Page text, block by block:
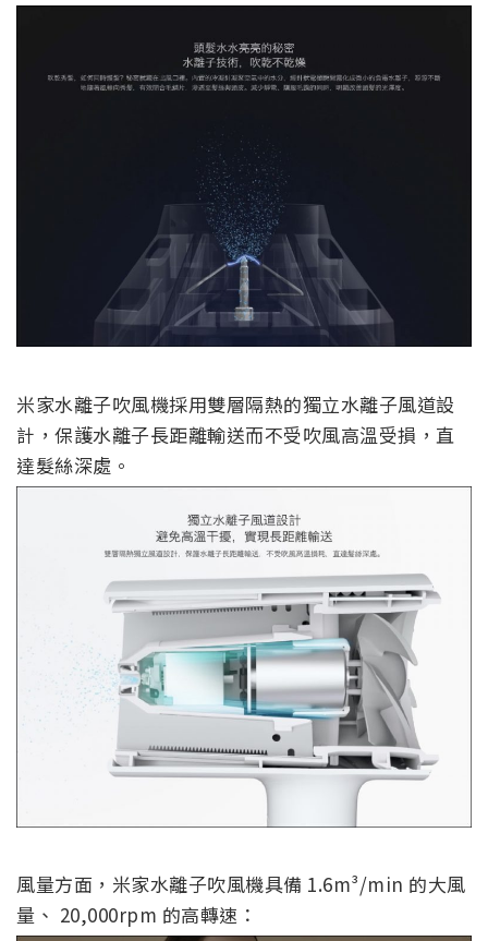
米家水離子吹風機採用雙層隔熱的獨立水離子風道設
計，保護水離子長距離輸送而不受吹風高溫受損，直
達髮絲深處。
風量方面，米家水離子吹風機具備 1.6m³/min 的大風
量、 20,000rpm 的高轉速：